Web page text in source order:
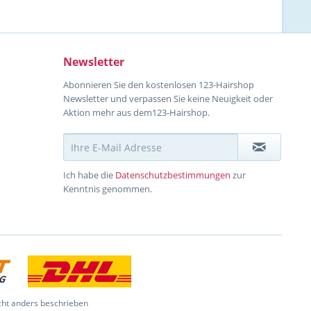
Newsletter
Abonnieren Sie den kostenlosen 123-Hairshop
Newsletter und verpassen Sie keine Neuigkeit oder
Aktion mehr aus dem123-Hairshop.
Ich habe die Datenschutzbestimmungen zur
Kenntnis genommen.
anders beschrieben